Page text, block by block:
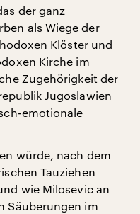
der ganz
als Wiege der
Klöster und
Kirche im
Zugehörigkeit der
Jugoslawien
emotionale
würde, nach dem
Tauziehen
wie Milosevic an
Säuberungen im